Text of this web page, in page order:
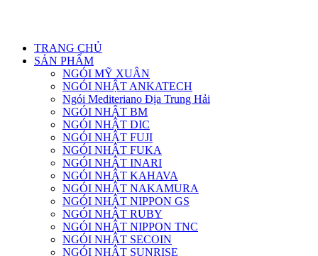
TRANG CHỦ
SẢN PHẨM
NGÓI MỸ XUÂN
NGÓI NHẬT ANKATECH
Ngói Mediteriano Địa Trung Hải
NGÓI NHẬT BM
NGÓI NHẬT DIC
NGÓI NHẬT FUJI
NGÓI NHẬT FUKA
NGÓI NHẬT INARI
NGÓI NHẬT KAHAVA
NGÓI NHẬT NAKAMURA
NGÓI NHẬT NIPPON GS
NGÓI NHẬT RUBY
NGÓI NHẬT NIPPON TNC
NGÓI NHẬT SECOIN
NGÓI NHẬT SUNRISE